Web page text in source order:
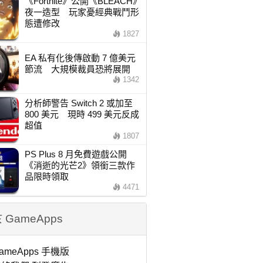
夜一造型 玩家憂經典戰鬥形
態遭修改
1827
EA 私有化後傳啟動 7 億美元
節流 大規模裁員恐將展開
1342
分析師警告 Switch 2 或加至
800 美元 現時 499 美元反成
超值
1807
PS Plus 8 月免費遊戲公開
《消逝的光芒2》領銜三款作
品限時領取
4471
GameApps
手機版